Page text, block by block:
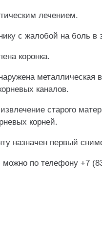
лечением.
с жалобой на боль в
коронка.
металлическая
каналов.
старого
корней.
назначен первый
можно по телефону +7